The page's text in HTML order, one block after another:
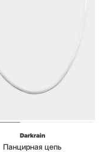
Darkrain
Панцирная цепь